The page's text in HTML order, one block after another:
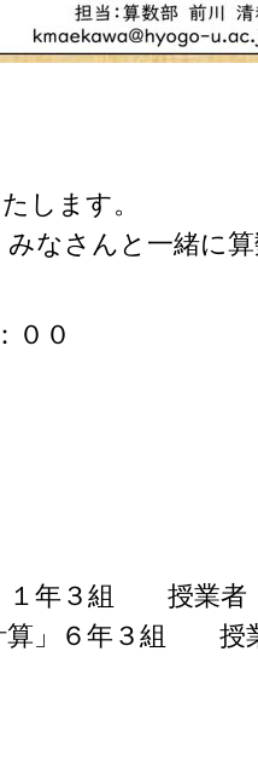
します。
なさんと一緒に
００
年３組 授業者
」６年３組 授